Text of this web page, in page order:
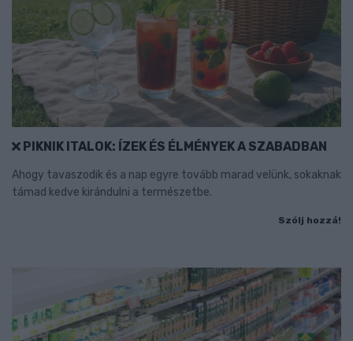
PIKNIK ITALOK: ÍZEK ÉS ÉLMÉNYEK A SZABADBAN
Ahogy tavaszodik és a nap egyre tovább marad velünk, sokaknak
támad kedve kirándulni a természetbe.
Szólj hozzá!